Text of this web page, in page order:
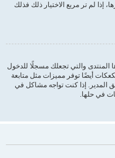
إذا لم تر مربع الاختيار ذلك فذلك
المنتدى والتي تجعلك مسجلًا للدخول
أيضًا توفر مميزات مثل متابعة
المدير. إذا كنت تواجه مشاكل في
في حلها.